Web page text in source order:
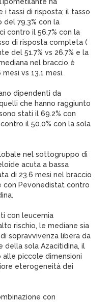
i tassi di risposta; il tasso
79.3% con la
contro il 56.7% con la
di risposta completa (
del 51.7% vs 26.7% e la
nel braccio è
vs 13.1 mesi.
dipendenti da
che hanno raggiunto
stati il 69.2% con
il 50.0% con la sola
nel sottogruppo di
acuta a bassa
di 23.6 mesi nel braccio
con Pevonedistat contro
con leucemia
rischio, le mediane sia
sopravvivenza libera da
della sola Azacitidina, il
piccole dimensioni
eterogeneità dei
con